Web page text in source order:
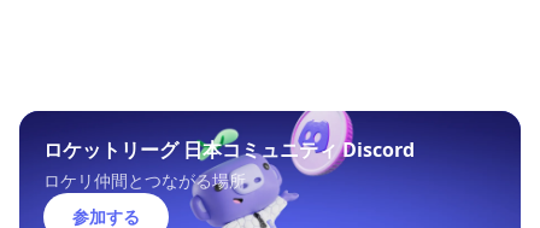
ロケットリーグ 日本コミュニティ Discord
ロケリ仲間とつながる場所
参加する